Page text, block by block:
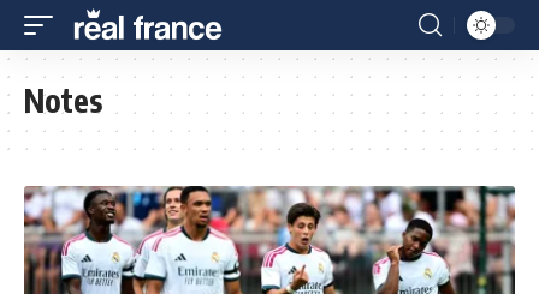
Notes